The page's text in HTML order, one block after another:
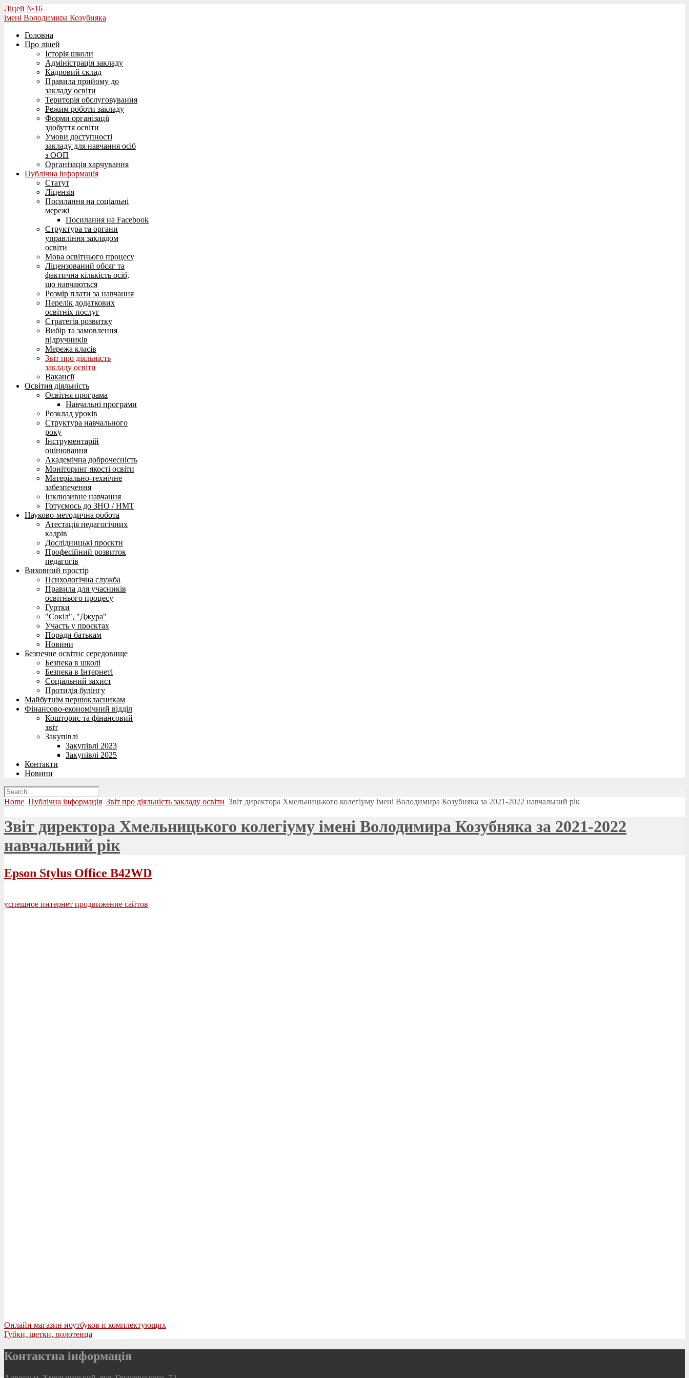
Ліцей №16
імені Володимира Козубняка
Головна
Про ліцей
Історія школи
Адміністрація закладу
Кадровий склад
Правила прийому до
закладу освіти
Територія обслуговування
Режим роботи закладу
Форми організації
здобуття освіти
Умови доступності
закладу для навчання осіб
з ООП
Організація харчування
Публічна інформація
Статут
Ліцензія
Посилання на соціальні
мережі
Посилання на Facebook
Структура та органи
управління закладом
освіти
Мова освітнього процесу
Ліцензований обсяг та
фактична кількість осіб,
що навчаються
Розмір плати за навчання
Перелік додаткових
освітніх послуг
Стратегія розвитку
Вибір та замовлення
підручників
Мережа класів
Звіт про діяльність
закладу освіти
Вакансії
Освітня діяльність
Освітня програма
Навчальні програми
Розклад уроків
Структура навчального
року
Інструментарій
оцінювання
Академічна доброчесність
Моніторинг якості освіти
Матеріально-технічне
забезпечення
Інклюзивне навчання
Готуємось до ЗНО / НМТ
Науково-методична робота
Атестація педагогічних
кадрів
Дослідницькі проєкти
Професійний розвиток
педагогів
Виховний простір
Психологічна служба
Правила для учасників
освітнього процесу
Гуртки
"Сокіл", "Джура"
Участь у проєктах
Поради батькам
Новини
Безпечне освітнє середовище
Безпека в школі
Безпека в Інтернеті
Соціальний захист
Протидія булінгу
Майбутнім першокласникам
Фінансово-економічний відділ
Кошторис та фінансовий
звіт
Закупівлі
Закупівлі 2023
Закупівлі 2025
Контакти
Новини
Home Публічна інформація Звіт про діяльність закладу освіти Звіт директора Хмельницького колегіуму імені Володимира Козубняка за 2021-2022 навчальний рік
Звіт директора Хмельницького колегіуму імені Володимира Козубняка за 2021-2022
навчальний рік
Epson Stylus Office B42WD
успешное интернет продвижение сайтов
Онлайн магазин ноутбуков и комплектующих
Губки, щетки, полотенца
Контактна інформація